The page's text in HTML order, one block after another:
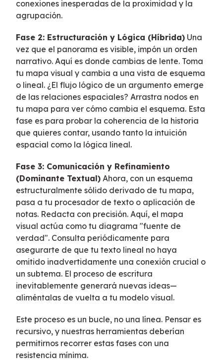
conexiones inesperadas de la proximidad y la
agrupación.
Fase 2: Estructuración y Lógica (Híbrida) Una
vez que el panorama es visible, impón un orden
narrativo. Aquí es donde cambias de lente. Toma
tu mapa visual y cambia a una vista de esquema
o lineal. ¿El flujo lógico de un argumento emerge
de las relaciones espaciales? Arrastra nodos en
tu mapa para ver cómo cambia el esquema. Esta
fase es para probar la coherencia de la historia
que quieres contar, usando tanto la intuición
espacial como la lógica lineal.
Fase 3: Comunicación y Refinamiento
(Dominante Textual) Ahora, con un esquema
estructuralmente sólido derivado de tu mapa,
pasa a tu procesador de texto o aplicación de
notas. Redacta con precisión. Aquí, el mapa
visual actúa como tu diagrama "fuente de
verdad". Consulta periódicamente para
asegurarte de que tu texto lineal no haya
omitido inadvertidamente una conexión crucial o
un subtema. El proceso de escritura
inevitablemente generará nuevas ideas—
aliméntalas de vuelta a tu modelo visual.
Este proceso es un bucle, no una línea. Pensar es
recursivo, y nuestras herramientas deberían
permitirnos recorrer estas fases con una
resistencia mínima.